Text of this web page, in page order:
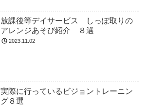
放課後等デイサービス しっぽ取りの
アレンジあそび紹介 ８選
2023.11.02
実際に行っているビジョントレーニン
グ８選